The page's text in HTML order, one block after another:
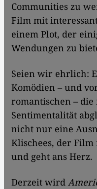
Communities zu
Film mit
einem Plot, der
Wendungen zu
Seien wir ehrlich:
Komödien – und
romantischen –
Sentimentalität
nicht nur eine
Klischees, der
und geht ans Herz.
Derzeit wird